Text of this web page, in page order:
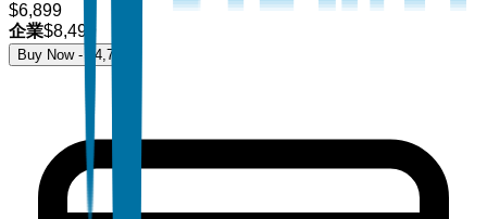
$6,899
企業$8,499
Buy Now - $ 4,700